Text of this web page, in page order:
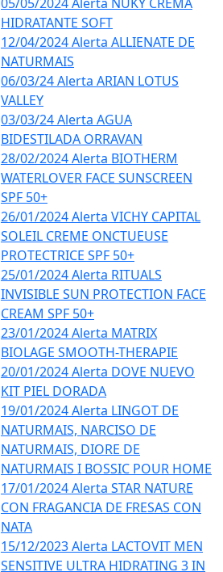
HIDRATANTE SOFT
12/04/2024 Alerta ALLIENATE DE
NATURMAIS
06/03/24 Alerta ARIAN LOTUS
VALLEY
03/03/24 Alerta AGUA
BIDESTILADA ORRAVAN
28/02/2024 Alerta BIOTHERM
WATERLOVER FACE SUNSCREEN
SPF 50+
26/01/2024 Alerta VICHY CAPITAL
SOLEIL CREME ONCTUEUSE
PROTECTRICE SPF 50+
25/01/2024 Alerta RITUALS
INVISIBLE SUN PROTECTION FACE
CREAM SPF 50+
23/01/2024 Alerta MATRIX
BIOLAGE SMOOTH-THERAPIE
20/01/2024 Alerta DOVE NUEVO
KIT PIEL DORADA
19/01/2024 Alerta LINGOT DE
NATURMAIS, NARCISO DE
NATURMAIS, DIORE DE
NATURMAIS I BOSSIC POUR HOME
17/01/2024 Alerta STAR NATURE
CON FRAGANCIA DE FRESAS CON
NATA
15/12/2023 Alerta LACTOVIT MEN
SENSITIVE ULTRA HIDRATING 3 IN